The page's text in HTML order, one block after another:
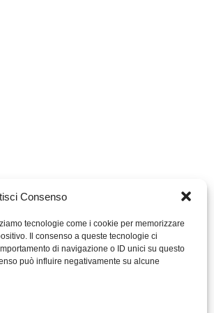
Consenso
tecnologie come i cookie per memorizzare
Il consenso a queste tecnologie ci
di navigazione o ID unici su questo
può influire negativamente su alcune